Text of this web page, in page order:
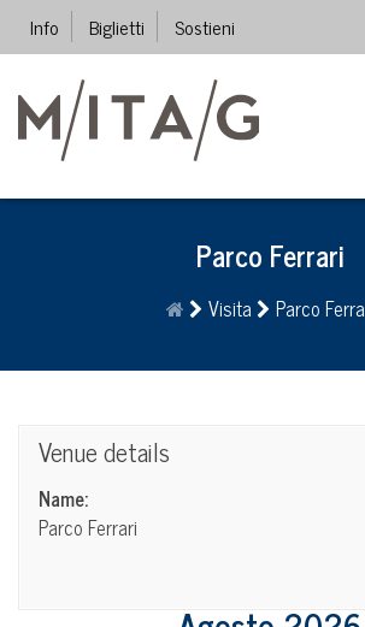
Info Biglietti Sostieni
Parco Ferrari
Visita Parco
Venue details
Name:
Parco Ferrari